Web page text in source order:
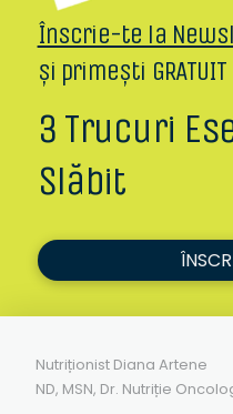
Înscrie-te la
și primești
3 Trucuri
Slăbit
Nutriționist Diana Artene
ND, MSN, Dr. Nutriție